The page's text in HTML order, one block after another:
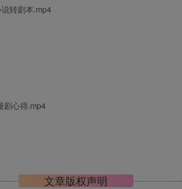
转剧本.mp4
剧心得.mp4
文章版权声明